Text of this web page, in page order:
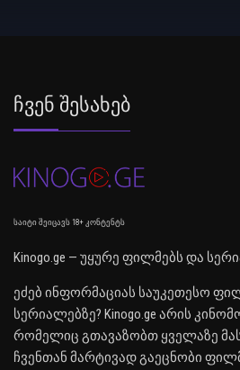
Ჩვენ Შესახებ
საიტი შეიცავს 18+ კონტენტს
Kinogo.ge — უყურე ფილმებს და
ეძებ ინფორმაციას საუკეთესო
სერიალებზე? Kinogo.ge არის
რომელიც გთავაზობთ ყველაზე
ჩვენთან მარტივად გაეცნობი